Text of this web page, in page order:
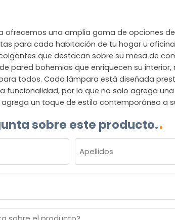
ofrecemos una amplia gama de opciones
para cada habitación de tu hogar u
que destacan sobre su mesa de
pared bohemias que enriquecen su interior,
todos. Cada lámpara está diseñada
funcionalidad, por lo que no solo agrega
un toque de estilo contemporáneo a
sobre este producto.
Apellidos